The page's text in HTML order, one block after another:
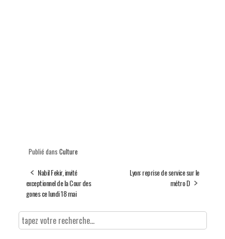
Publié dans Culture
Nabil Fekir, invité
exceptionnel de la Cour des
gones ce lundi 18 mai
Lyon: reprise de service sur le
métro D